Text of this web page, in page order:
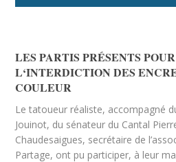
LES PARTIS PRÉSENTS
L‘INTERDICTION DES
COULEUR
Le tatoueur réaliste, accompagné
Jouinot, du sénateur du Cantal
Chaudesaigues, secrétaire de
Partage, ont pu participer, à leur